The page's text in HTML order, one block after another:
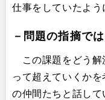
仕事をしていたよう
－問題の指摘で
この課題をどう解
って超えていくか
の仲間たちと話し